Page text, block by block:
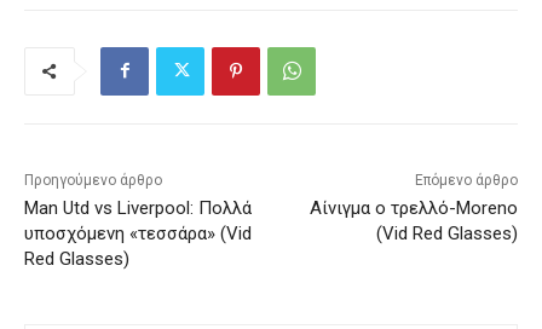
Προηγούμενο άρθρο
Man Utd vs Liverpool: Πολλά
υποσχόμενη «τεσσάρα» (Vid
Red Glasses)
Επόμενο άρθρο
Αίνιγμα ο τρελλό-Moreno
(Vid Red Glasses)